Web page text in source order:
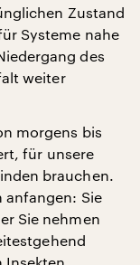
Zustand
Systeme nahe
des
weiter
morgens bis
für unsere
brauchen.
anfangen: Sie
Sie nehmen